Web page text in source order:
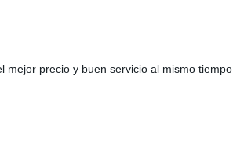
precio y buen servicio al mismo tiempo.